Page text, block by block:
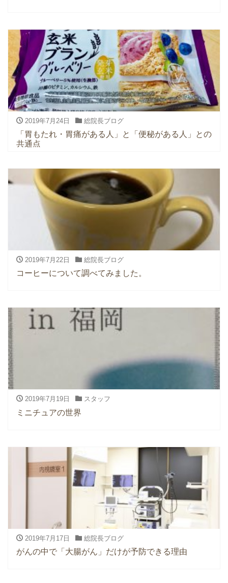
2019年7月24日 総院長ブログ
「胃もたれ・胃痛がある人」と「便秘がある人」との
共通点
2019年7月22日 総院長ブログ
コーヒーについて調べてみました。
2019年7月19日 スタッフ
ミニチュアの世界
2019年7月17日 総院長ブログ
がんの中で「大腸がん」だけが予防できる理由